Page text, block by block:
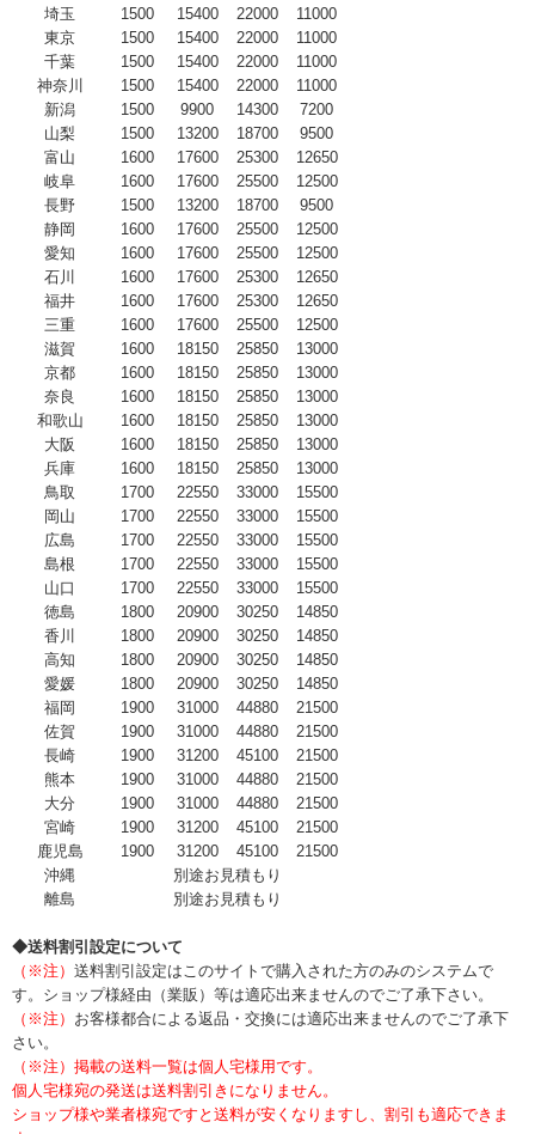
埼玉
1500 15400 22000
11000
東京
1500 15400 22000
11000
千葉
1500 15400 22000
11000
神奈川
1500 15400 22000
11000
新潟
1500 9900 14300
7200
山梨
1500 13200 18700
9500
富山
1600 17600 25300
12650
岐阜
1600 17600 25500
12500
長野
1500 13200 18700
9500
静岡
1600 17600 25500
12500
愛知
1600 17600 25500
12500
石川
1600 17600 25300
12650
福井
1600 17600 25300
12650
三重
1600 17600 25500
12500
滋賀
1600 18150 25850
13000
京都
1600 18150 25850
13000
奈良
1600 18150 25850
13000
和歌山
1600 18150 25850
13000
大阪
1600 18150 25850
13000
兵庫
1600 18150 25850
13000
鳥取
1700 22550 33000
15500
岡山
1700 22550 33000
15500
広島
1700 22550 33000
15500
島根
1700 22550 33000
15500
山口
1700 22550 33000
15500
徳島
1800 20900 30250
14850
香川
1800 20900 30250
14850
高知
1800 20900 30250
14850
愛媛
1800 20900 30250
14850
福岡
1900 31000 44880
21500
佐賀
1900 31000 44880
21500
長崎
1900 31200 45100
21500
熊本
1900 31000 44880
21500
大分
1900 31000 44880
21500
宮崎
1900 31200 45100
21500
鹿児島
1900 31200 45100
21500
沖縄
別途お見積もり
離島
別途お見積もり
◆送料割引設定について
（※注） 送料割引設定はこのサイトで購入された方のみのシステムで
す。ショップ様経由（業販）等は適応出来ませんのでご了承下さい。
（※注） お客様都合による返品・交換には適応出来ませんのでご了承下
さい。
（※注）掲載の送料一覧は個人宅様用です。
個人宅様宛の発送は送料割引きになりません。
ショップ様や業者様宛ですと送料が安くなりますし、割引も適応できま